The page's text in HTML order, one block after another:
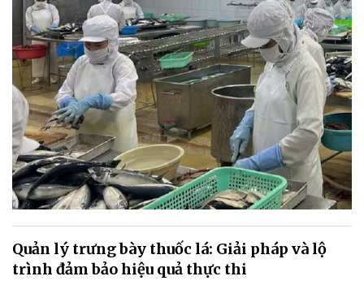
Quản lý trưng bày thuốc lá: Giải pháp và lộ
trình đảm bảo hiệu quả thực thi